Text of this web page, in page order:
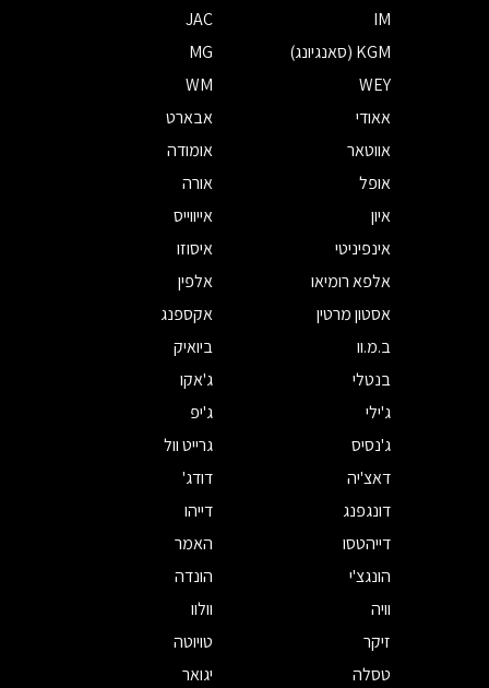
IM
JAC
KGM (סאנגיונג)
MG
WEY
WM
אאודי
אבארט
אווטאר
אומודה
אופל
אורה
איון
אייווייס
אינפיניטי
איסוזו
אלפא רומיאו
אלפין
אסטון מרטין
אקספנג
ב.מ.וו
ביואיק
בנטלי
ג'אקו
ג'ילי
ג'יפ
ג'נסיס
גרייט וול
דאצ'יה
דודג'
דונגפנג
דייהו
דייהטסו
האמר
הונגצ'י
הונדה
וויה
וולוו
זיקר
טויוטה
טסלה
יגואר